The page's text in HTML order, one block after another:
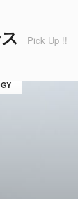
Pick Up !!